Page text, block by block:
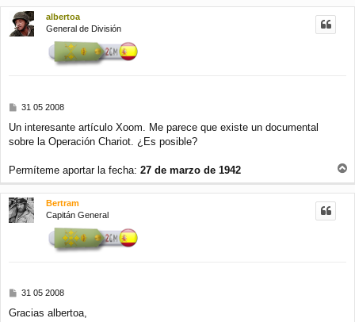
r
albertoa
General de División
M
n
s
31 05 2008
Un interesante artículo Xoom. Me parece que existe un documental
sobre la Operación Chariot. ¿Es posible?
Permíteme aportar la fecha: 27 de marzo de 1942
r
r
Bertram
Capitán General
M
n
31 05 2008
Gracias albertoa,